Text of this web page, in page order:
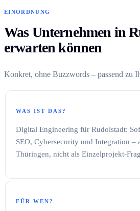
EINORDNUNG
Was Unternehmen in
erwarten können
Konkret, ohne Buzzwords – passend zu
WAS IST DAS?
Digital Engineering für Rudolstadt:
SEO, Cybersecurity und Integration –
Thüringen, nicht als Einzelprojekt-
FÜR WEN?